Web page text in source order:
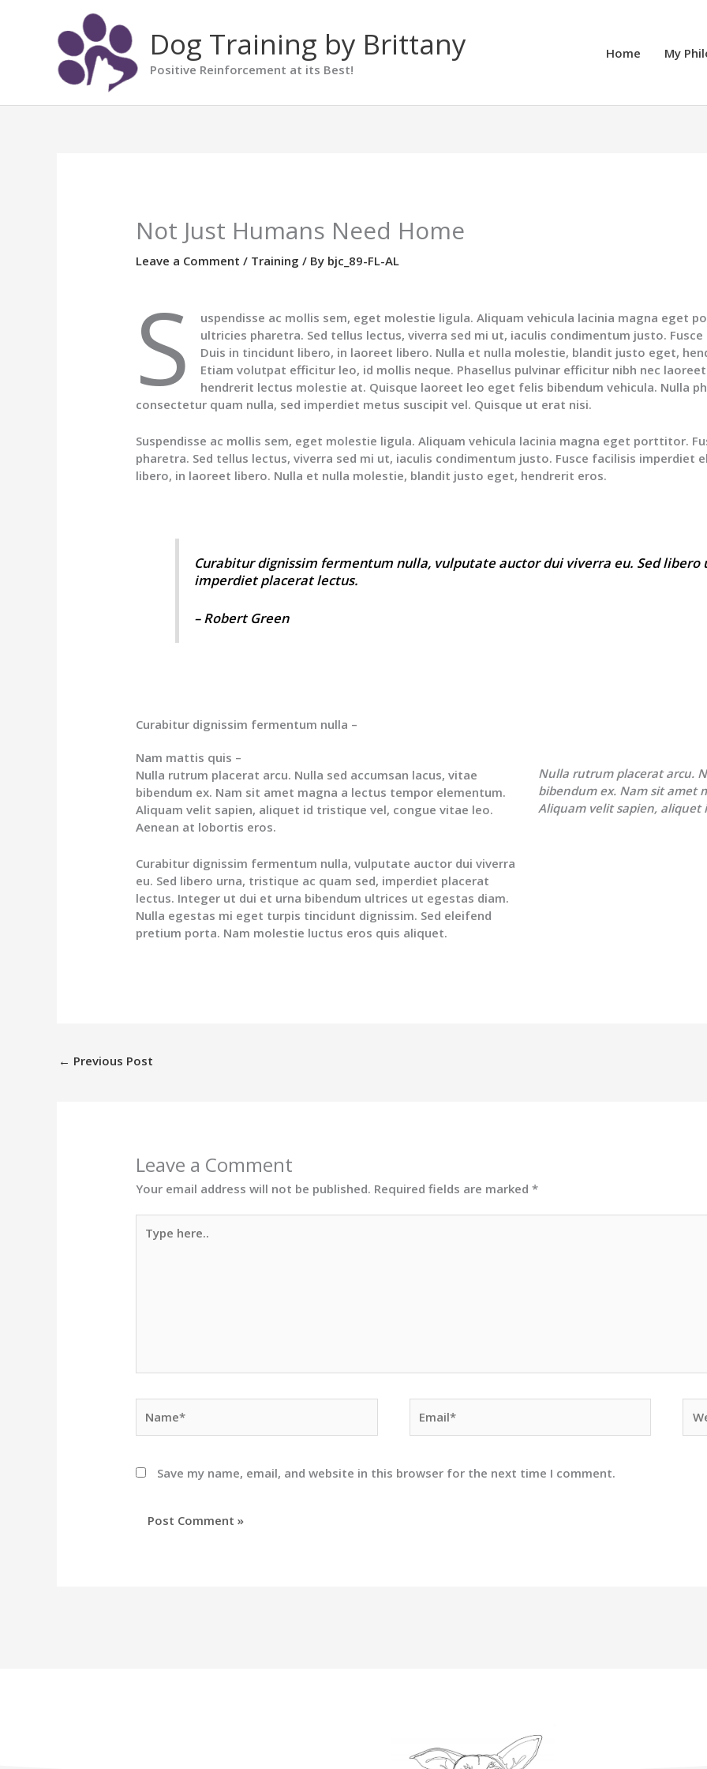
Dog Training by Brittany
Positive Reinforcement at its Best!
Home My
Not Just Humans Need Home
Leave a Comment / Training / By bjc_89-FL-AL
S
uspendisse ac mollis sem, eget molestie ligula. Aliquam vehicula lacinia magna eget
ultricies pharetra. Sed tellus lectus, viverra sed mi ut, iaculis condimentum justo.
Duis in tincidunt libero, in laoreet libero. Nulla et nulla molestie, blandit justo eget,
Etiam volutpat efficitur leo, id mollis neque. Phasellus pulvinar efficitur nibh nec
hendrerit lectus molestie at. Quisque laoreet leo eget felis bibendum vehicula. Nulla
consectetur quam nulla, sed imperdiet metus suscipit vel. Quisque ut erat nisi.
Suspendisse ac mollis sem, eget molestie ligula. Aliquam vehicula lacinia magna eget porttitor.
pharetra. Sed tellus lectus, viverra sed mi ut, iaculis condimentum justo. Fusce facilisis imperdiet
libero, in laoreet libero. Nulla et nulla molestie, blandit justo eget, hendrerit eros.
Curabitur dignissim fermentum nulla, vulputate auctor dui viverra eu. Sed libero
imperdiet placerat lectus.
– Robert Green
Curabitur dignissim fermentum nulla –
Nam mattis quis –
Nulla rutrum placerat arcu. Nulla sed accumsan lacus, vitae
bibendum ex. Nam sit amet magna a lectus tempor elementum.
Aliquam velit sapien, aliquet id tristique vel, congue vitae leo.
Aenean at lobortis eros.
Curabitur dignissim fermentum nulla, vulputate auctor dui viverra
eu. Sed libero urna, tristique ac quam sed, imperdiet placerat
lectus. Integer ut dui et urna bibendum ultrices ut egestas diam.
Nulla egestas mi eget turpis tincidunt dignissim. Sed eleifend
pretium porta. Nam molestie luctus eros quis aliquet.
Nulla rutrum placerat arcu.
bibendum ex. Nam sit amet
Aliquam velit sapien, aliquet
← Previous Post
Leave a Comment
Your email address will not be published. Required fields are marked*
here..
Save my name, email, and website in this browser for the next time I comment.